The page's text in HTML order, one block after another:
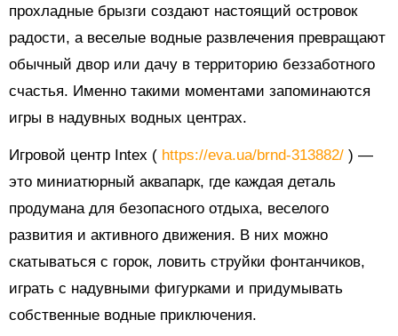
прохладные брызги создают настоящий островок
радости, а веселые водные развлечения превращают
обычный двор или дачу в территорию беззаботного
счастья. Именно такими моментами запоминаются
игры в надувных водных центрах.
Игровой центр Intex ( https://eva.ua/brnd-313882/ ) —
это миниатюрный аквапарк, где каждая деталь
продумана для безопасного отдыха, веселого
развития и активного движения. В них можно
скатываться с горок, ловить струйки фонтанчиков,
играть с надувными фигурками и придумывать
собственные водные приключения.